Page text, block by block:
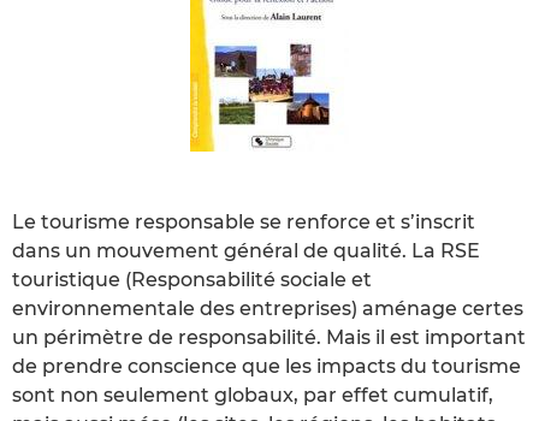
Le tourisme responsable se renforce et s’inscrit
dans un mouvement général de qualité. La RSE
touristique (Responsabilité sociale et
environnementale des entreprises) aménage certes
un périmètre de responsabilité. Mais il est important
de prendre conscience que les impacts du tourisme
sont non seulement globaux, par effet cumulatif,